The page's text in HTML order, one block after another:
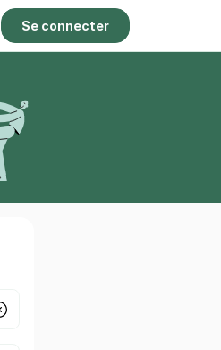
Se connecter